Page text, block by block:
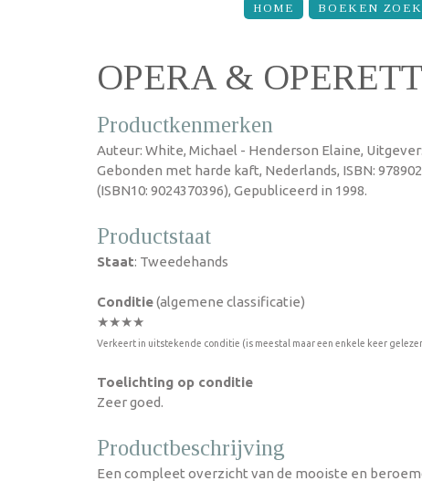
HOME BOEKEN
OPERA &
Productkenmerken
Auteur: White, Michael - Henderson Elaine,
Gebonden met harde kaft, Nederlands, ISBN:
(ISBN10: 9024370396), Gepubliceerd in 1998.
Productstaat
Staat: Tweedehands
Conditie(algemene classificatie)
★★★★
Verkeert in uitstekende conditie (is meestal maar een enkele keer
Toelichting op conditie
Zeer goed.
Productbeschrijving
Een compleet overzicht van de mooiste en